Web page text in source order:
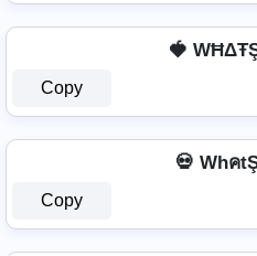
🍓
Copy
💀 Whค
Copy